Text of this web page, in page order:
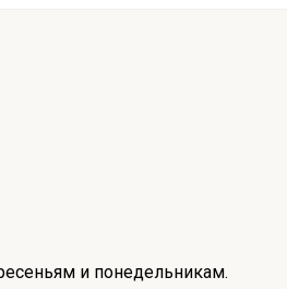
и понедельникам.